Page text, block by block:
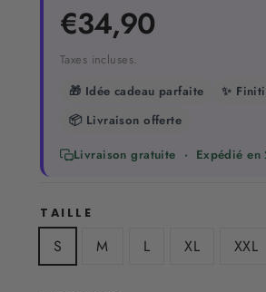
Prix
régulier
€34,90
Taxes incluses.
🎁 Idée cadeau parfaite
✨
📦 Livraison offerte
Livraison gratuite · Expédié
TAILLE
S M L XL XXL